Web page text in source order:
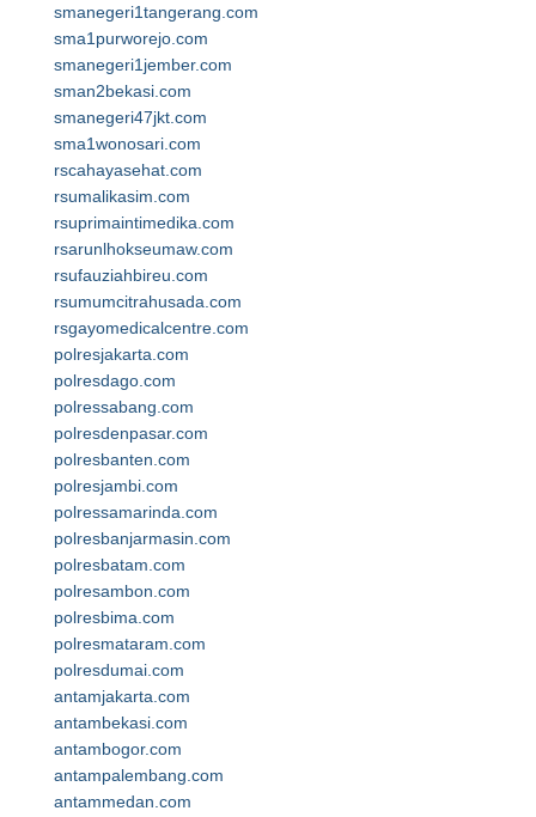
smanegeri1tangerang.com
sma1purworejo.com
smanegeri1jember.com
sman2bekasi.com
smanegeri47jkt.com
sma1wonosari.com
rscahayasehat.com
rsumalikasim.com
rsuprimaintimedika.com
rsarunlhokseumaw.com
rsufauziahbireu.com
rsumumcitrahusada.com
rsgayomedicalcentre.com
polresjakarta.com
polresdago.com
polressabang.com
polresdenpasar.com
polresbanten.com
polresjambi.com
polressamarinda.com
polresbanjarmasin.com
polresbatam.com
polresambon.com
polresbima.com
polresmataram.com
polresdumai.com
antamjakarta.com
antambekasi.com
antambogor.com
antampalembang.com
antammedan.com